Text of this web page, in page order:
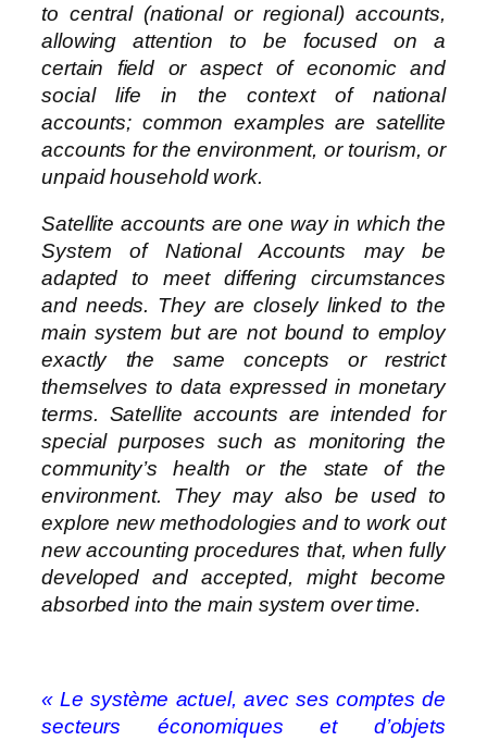
to central (national or regional) accounts,
allowing attention to be focused on a
certain field or aspect of economic and
social life in the context of national
accounts; common examples are satellite
accounts for the environment, or tourism, or
unpaid household work.
Satellite accounts are one way in which the
System of National Accounts may be
adapted to meet differing circumstances
and needs. They are closely linked to the
main system but are not bound to employ
exactly the same concepts or restrict
themselves to data expressed in monetary
terms. Satellite accounts are intended for
special purposes such as monitoring the
community’s health or the state of the
environment. They may also be used to
explore new methodologies and to work out
new accounting procedures that, when fully
developed and accepted, might become
absorbed into the main system over time.
« Le système actuel, avec ses comptes de
secteurs économiques et d’objets